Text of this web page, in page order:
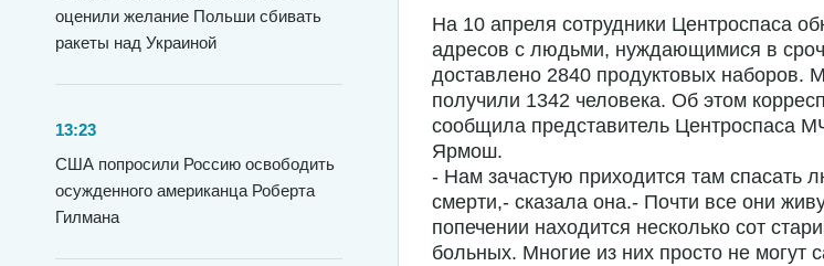
оценили желание Польши сбивать
ракеты над Украиной
13:23
США попросили Россию освободить
осужденного американца Роберта
Гилмана
На 10 апреля сотрудники Центроспаса
адресов с людьми, нуждающимися в
доставлено 2840 продуктовых наборов.
получили 1342 человека. Об этом
сообщила представитель Центроспаса
Ярмош.
- Нам зачастую приходится там спасать
смерти,- сказала она.- Почти все они
попечении находится несколько сот
больных. Многие из них просто не могут